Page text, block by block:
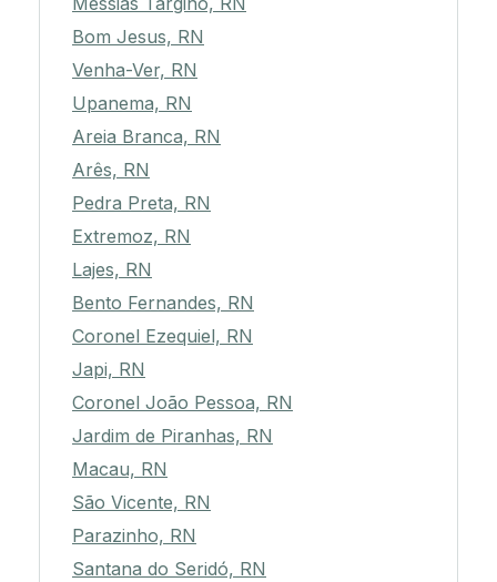
Bom Jesus, RN
Venha-Ver, RN
Upanema, RN
Areia Branca, RN
Arês, RN
Pedra Preta, RN
Extremoz, RN
Lajes, RN
Bento Fernandes, RN
Coronel Ezequiel, RN
Japi, RN
Coronel João Pessoa, RN
Jardim de Piranhas, RN
Macau, RN
São Vicente, RN
Parazinho, RN
Santana do Seridó, RN